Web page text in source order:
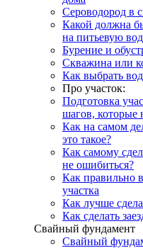
Сероводород в
Какой должна
на питьевую
Бурение и
Скважина или
Как выбрать
Про участок:
Подготовка
шагов, которые
Как на самом
это такое?
Как самому
не ошибиться?
Как правильно
участка
Как лучше
Как сделать
Свайный фундамент
Свайный